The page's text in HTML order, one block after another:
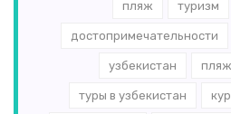
пляж туризм
достопримечательности
узбекистан
туры в узбекистан